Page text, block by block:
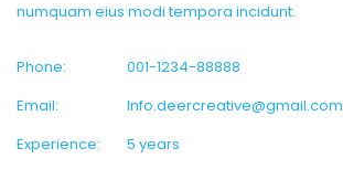
numquam eius modi tempora incidunt.
Phone:
001-1234-88888
Email:
Info.deercreative@gmail.com
Experience:
5 years